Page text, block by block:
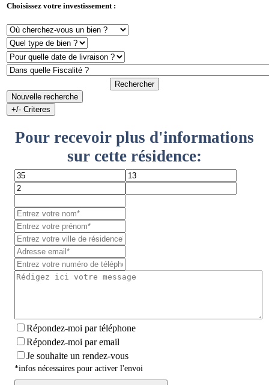
Choisissez votre investissement :
Rechercher
Nouvelle recherche
+/- Criteres
Pour recevoir plus d'informations
sur cette résidence:
Répondez-moi par téléphone
Répondez-moi par email
Je souhaite un rendez-vous
*infos nécessaires pour activer l'envoi